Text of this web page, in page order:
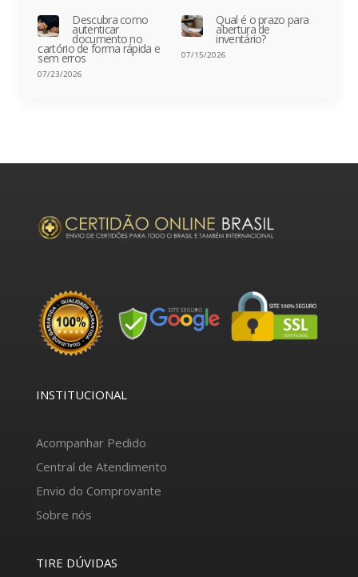
Descubra como
autenticar
documento no
cartório de forma rápida e
sem erros
07/23/2026
Qual é o prazo para
abertura de
inventário?
07/15/2026
INSTITUCIONAL
Acompanhar Pedido
Central de Atendimento
Envio do Comprovante
Sobre nós
TIRE DÚVIDAS